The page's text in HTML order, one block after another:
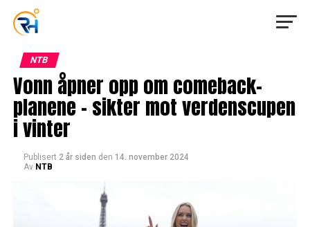
NTB
Vonn åpner opp om comeback-
planene – sikter mot verdenscupen
i vinter
Publisert 2 år siden den 14. november 2024
Av NTB